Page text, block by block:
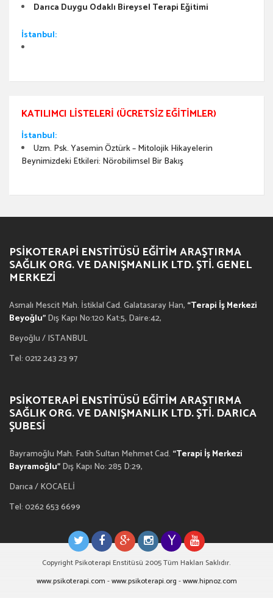
Darıca Duygu Odaklı Bireysel Terapi Eğitimi
İstanbul:
KATILIMCI LISTELERI (ÜCRETSIZ EĞITIMLER)
İstanbul:
Uzm. Psk. Yasemin Öztürk – Mitolojik Hikayelerin
Beynimizdeki Etkileri: Nörobilimsel Bir Bakış
PSIKOTERAPI ENSTITÜSÜ EĞITIM ARAŞTIRMA
SAĞLIK ORG. VE DANIŞMANLIK LTD. ŞTI. GENEL
MERKEZI
Asmalı Mescit Mah. İstiklal Cad. Galatasaray Han, “Terapi İş Merkezi
Beyoğlu”Dış Kapı No:120 Kat:5, Daire:42,
Beyoğlu / ISTANBUL
Tel: 0212 243 23 97
PSIKOTERAPI ENSTITÜSÜ EĞITIM ARAŞTIRMA
SAĞLIK ORG. VE DANIŞMANLIK LTD. ŞTI. DARICA
ŞUBESI
Bayramoğlu Mah. Fatih Sultan Mehmet Cad. “Terapi İş Merkezi
Bayramoğlu”Dış Kapı No: 285 D:29,
Darıca / KOCAELİ
Tel: 0262 653 6699
Copyright Psikoterapi Enstitüsü 2005 Tüm Hakları Saklıdır.
www.psikoterapi.com -www.psikoterapi.org -www.hipnoz.com